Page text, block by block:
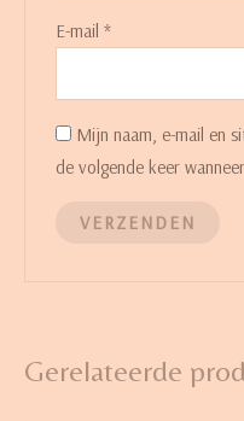
E-mail*
Mijn naam, e-mail en
de volgende keer
Gerelateerde